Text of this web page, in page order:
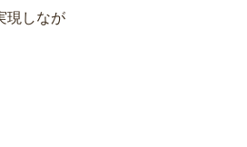
現しなが